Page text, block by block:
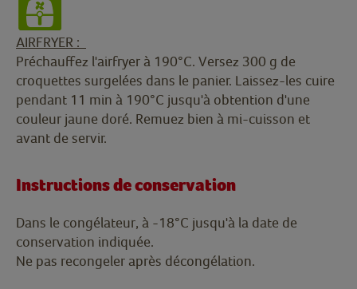
AIRFRYER :
Préchauffez l'airfryer à 190°C. Versez 300 g de
croquettes surgelées dans le panier. Laissez-les cuire
pendant 11 min à 190°C jusqu'à obtention d'une
couleur jaune doré. Remuez bien à mi-cuisson et
avant de servir.
Instructions de conservation
Dans le congélateur, à -18°C jusqu'à la date de
conservation indiquée.
Ne pas recongeler après décongélation.